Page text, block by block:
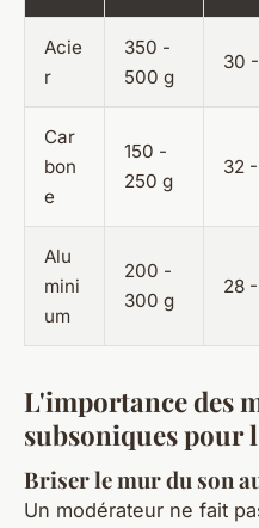
Acie
r
350 -
500 g
30
Car
bon
e
150 -
250 g
32
Alu
mini
um
200 -
300 g
28
L'importance des
subsoniques pour
Briser le mur du son
Un modérateur ne fait